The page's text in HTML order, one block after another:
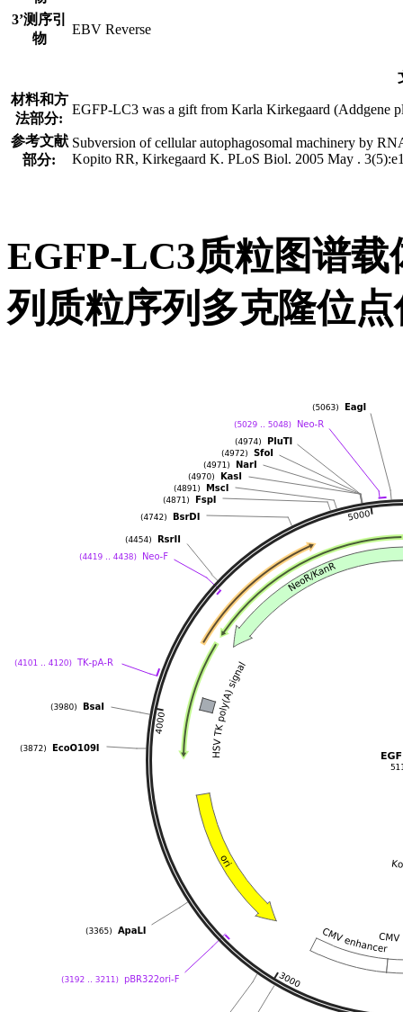
3’测序引
物
EBV Reverse
材料和方
法部分:
EGFP-LC3 was a gift from Karla Kirkegaard (Addgene
参考文献
部分:
Subversion of cellular autophagosomal machinery by
Kopito RR, Kirkegaard K. PLoS Biol. 2005 May .
EGFP-LC3质粒图谱
列质粒序列多克隆位